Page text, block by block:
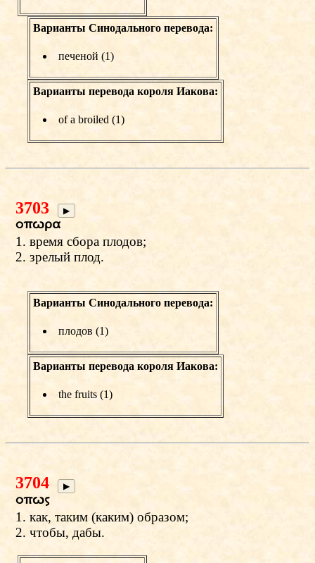
Варианты Синодального перевода:
печеной (1)
Варианты перевода короля Иакова:
of a broiled (1)
3703 ▶
opvra
1. время сбора плодов;
2. зрелый плод.
Варианты Синодального перевода:
плодов (1)
Варианты перевода короля Иакова:
the fruits (1)
3704 ▶
opvw
1. как, таким (каким) образом;
2. чтобы, дабы.